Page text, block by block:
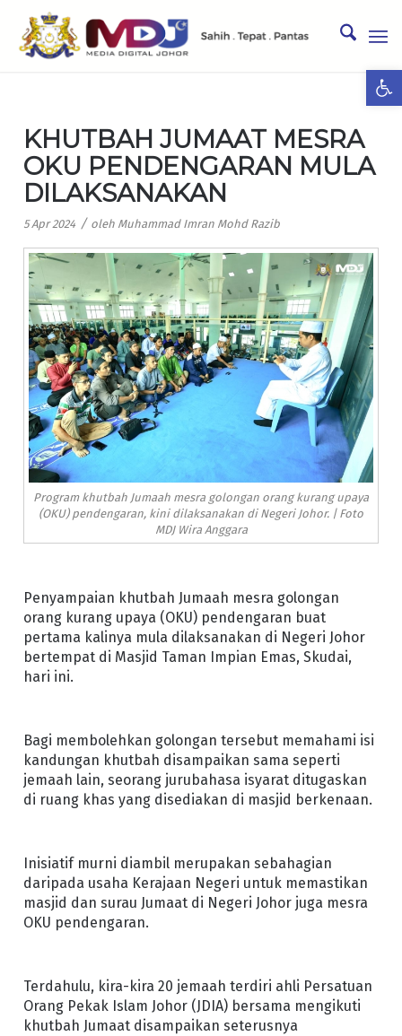
KHUTBAH JUMAAT MESRA
OKU PENDENGARAN MULA
DILAKSANAKAN
5 Apr 2024 / oleh Muhammad Imran Mohd Razib
Program khutbah Jumaah mesra golongan orang kurang upaya
(OKU) pendengaran, kini dilaksanakan di Negeri Johor. | Foto
MDJ Wira Anggara
Penyampaian khutbah Jumaah mesra golongan
orang kurang upaya (OKU) pendengaran buat
pertama kalinya mula dilaksanakan di Negeri Johor
bertempat di Masjid Taman Impian Emas, Skudai,
hari ini.
Bagi membolehkan golongan tersebut memahami isi
kandungan khutbah disampaikan sama seperti
jemaah lain, seorang jurubahasa isyarat ditugaskan
di ruang khas yang disediakan di masjid berkenaan.
Inisiatif murni diambil merupakan sebahagian
daripada usaha Kerajaan Negeri untuk memastikan
masjid dan surau Jumaat di Negeri Johor juga mesra
OKU pendengaran.
Terdahulu, kira-kira 20 jemaah terdiri ahli Persatuan
Orang Pekak Islam Johor (JDIA) bersama mengikuti
khutbah Jumaat disampaikan seterusnya